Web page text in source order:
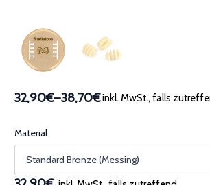
32,90€–38,70€
Preisspanne:
bis
38,70€
inkl. MwSt., falls
Material